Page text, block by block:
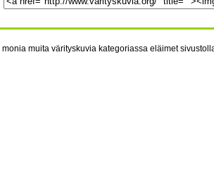
muita värityskuvia kategoriassa eläimet